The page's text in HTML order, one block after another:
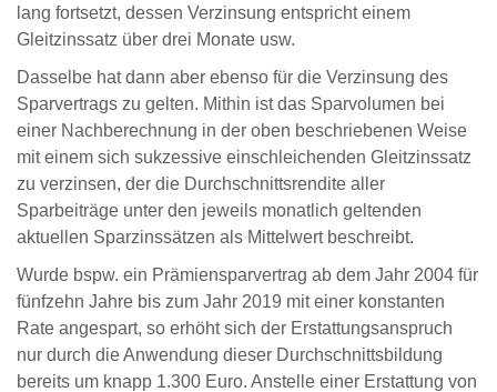
lang fortsetzt, dessen Verzinsung entspricht einem
Gleitzinssatz über drei Monate usw.
Dasselbe hat dann aber ebenso für die Verzinsung des
Sparvertrags zu gelten. Mithin ist das Sparvolumen bei
einer Nachberechnung in der oben beschriebenen Weise
mit einem sich sukzessive einschleichenden Gleitzinssatz
zu verzinsen, der die Durchschnittsrendite aller
Sparbeiträge unter den jeweils monatlich geltenden
aktuellen Sparzinssätzen als Mittelwert beschreibt.
Wurde bspw. ein Prämiensparvertrag ab dem Jahr 2004 für
fünfzehn Jahre bis zum Jahr 2019 mit einer konstanten
Rate angespart, so erhöht sich der Erstattungsanspruch
nur durch die Anwendung dieser Durchschnittsbildung
bereits um knapp 1.300 Euro. Anstelle einer Erstattung von